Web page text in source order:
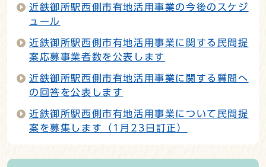
近鉄御所駅西側市有地活用事業の今後のスケジ
ュール
近鉄御所駅西側市有地活用事業に関する民間提
案応募事業者数を公表します
近鉄御所駅西側市有地活用事業に関する質問へ
の回答を公表します
近鉄御所駅西側市有地活用事業について民間提
案を募集します（1月23日訂正）